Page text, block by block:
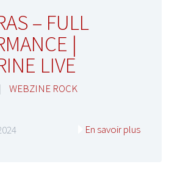
– FULL
|
LIVE
WEBZINE ROCK
En savoir plus